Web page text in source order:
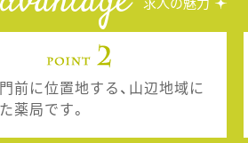
前に位置地する、山辺地域に
薬局です。